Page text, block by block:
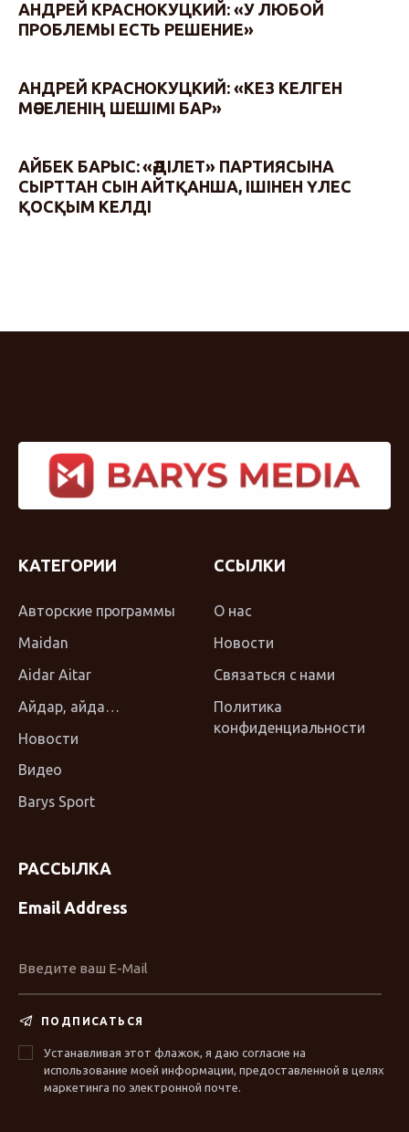
АНДРЕЙ КРАСНОКУЦКИЙ: «У ЛЮБОЙ
ПРОБЛЕМЫ ЕСТЬ РЕШЕНИЕ»
АНДРЕЙ КРАСНОКУЦКИЙ: «КЕЗ КЕЛГЕН
МӘСЕЛЕНІҢ ШЕШІМІ БАР»
АЙБЕК БАРЫС: «ӘДІЛЕТ» ПАРТИЯСЫНА
СЫРТТАН СЫН АЙТҚАНША, ІШІНЕН ҮЛЕС
ҚОСҚЫМ КЕЛДІ
КАТЕГОРИИ
Авторские программы
Maidan
Aidar Aitar
Айдар, айда…
Новости
Видео
Barys Sport
ССЫЛКИ
О нас
Новости
Связаться с нами
Политика
конфиденциальности
РАССЫЛКА
Email Address
ПОДПИСАТЬСЯ
Устанавливая этот флажок, я даю согласие на
использование моей информации, предоставленной в целях
маркетинга по электронной почте.